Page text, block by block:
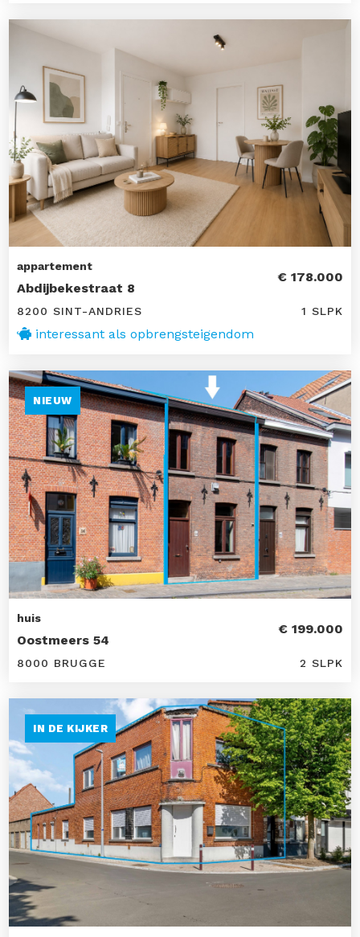
appartement
Abdijbekestraat 8
€ 178.000
8200 SINT-ANDRIES 1 SLPK
interessant als opbrengsteigendom
NIEUW
huis
Oostmeers 54
€ 199.000
8000 BRUGGE 2 SLPK
IN DE KIJKER